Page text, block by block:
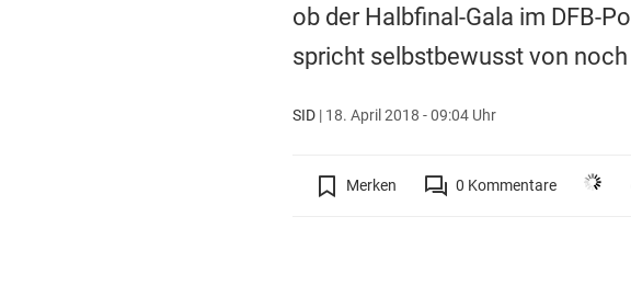
ob der Halbfinal-Gala im DFB-
spricht selbstbewusst von
SID| 18. April 2018 - 09:04 Uhr
Merken 0 Kommentare